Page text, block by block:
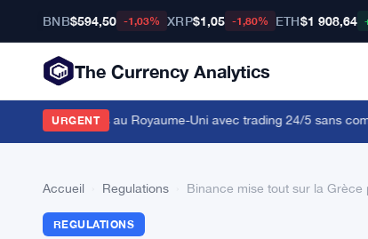
BNB$594,50 -1,03% XRP$1,05 -1,80% ETH$1 908,64
The Currency Analytics
URGENT
américaines au Royaume-Uni avec trading 24/5 sans
Accueil Regulations Binance mise tout sur la Grèce
REGULATIONS